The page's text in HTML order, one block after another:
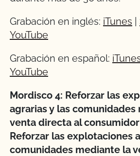
Grabación en inglés: iTunes
YouTube
Grabación en español:
YouTube
Mordisco 4: Reforzar las
agrarias y las comunidades
venta directa al consumidor
Reforzar las explotaciones
comunidades mediante la